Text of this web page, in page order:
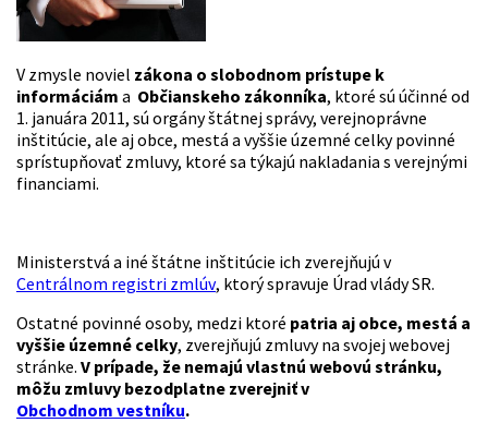
V zmysle noviel zákona o slobodnom prístupe k
informáciám a Občianskeho zákonníka, ktoré sú účinné od
1. januára 2011, sú orgány štátnej správy, verejnoprávne
inštitúcie, ale aj obce, mestá a vyššie územné celky povinné
sprístupňovať zmluvy, ktoré sa týkajú nakladania s verejnými
financiami.
Ministerstvá a iné štátne inštitúcie ich zverejňujú v
Centrálnom registri zmlúv, ktorý spravuje Úrad vlády SR.
Ostatné povinné osoby, medzi ktoré patria aj obce, mestá a
vyššie územné celky, zverejňujú zmluvy na svojej webovej
stránke. V prípade, že nemajú vlastnú webovú stránku,
môžu zmluvy bezodplatne zverejniť v
Obchodnom vestníku.